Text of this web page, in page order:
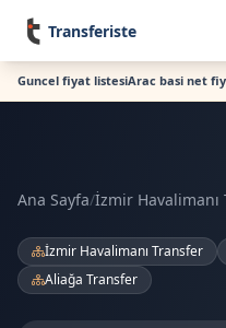
Transferiste
Guncel fiyat listesiArac basi net
Ana Sayfa/İzmir Havalimanı
İzmir Havalimanı Transfer
Aliağa Transfer